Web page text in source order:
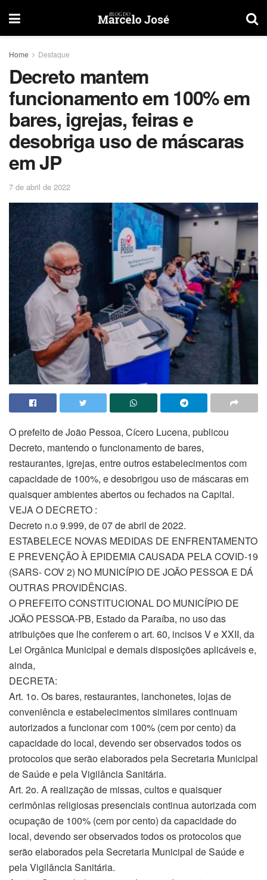
Home Destaque
Decreto mantem
funcionamento em 100% em
bares, igrejas, feiras e
desobriga uso de máscaras
em JP
7 de abril de 2022
O prefeito de João Pessoa, Cícero Lucena, publicou
Decreto, mantendo o funcionamento de bares,
restaurantes, igrejas, entre outros estabelecimentos com
capacidade de 100%, e desobrigou uso de máscaras em
quaisquer ambientes abertos ou fechados na Capital.
VEJA O DECRETO :
Decreto n.o 9.999, de 07 de abril de 2022.
ESTABELECE NOVAS MEDIDAS DE ENFRENTAMENTO
E PREVENÇÃO À EPIDEMIA CAUSADA PELA COVID-19
(SARS- COV 2) NO MUNICÍPIO DE JOÃO PESSOA E DÁ
OUTRAS PROVIDÊNCIAS.
O PREFEITO CONSTITUCIONAL DO MUNICÍPIO DE
JOÃO PESSOA-PB, Estado da Paraíba, no uso das
atribuições que lhe conferem o art. 60, incisos V e XXII, da
Lei Orgânica Municipal e demais disposições aplicáveis e,
ainda,
DECRETA:
Art. 1o. Os bares, restaurantes, lanchonetes, lojas de
conveniência e estabelecimentos similares continuam
autorizados a funcionar com 100% (cem por cento) da
capacidade do local, devendo ser observados todos os
protocolos que serão elaborados pela Secretaria Municipal
de Saúde e pela Vigilância Sanitária.
Art. 2o. A realização de missas, cultos e quaisquer
cerimônias religiosas presenciais continua autorizada com
ocupação de 100% (cem por cento) da capacidade do
local, devendo ser observados todos os protocolos que
serão elaborados pela Secretaria Municipal de Saúde e
pela Vigilância Sanitária.